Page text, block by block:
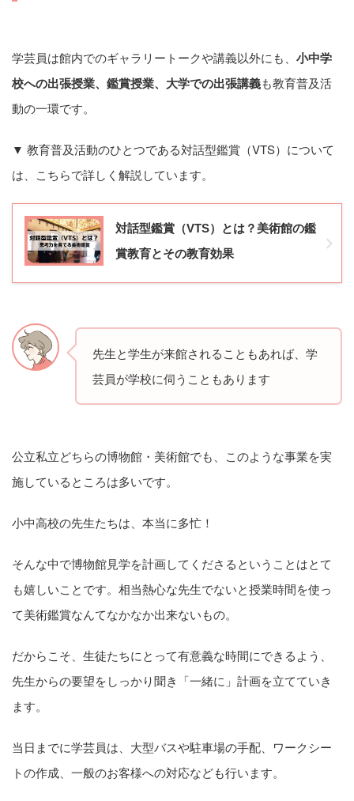
学芸員は館内でのギャラリートークや講義以外にも、 小中学
校への出張授業、鑑賞授業、大学での出張講義も教育普及活
動の一環です。
▼ 教育普及活動のひとつである対話型鑑賞（VTS）について
は、こちらで詳しく解説しています。
対話型鑑賞（VTS）とは？美術館の鑑
賞教育とその教育効果
先生と学生が来館されることもあれば、学
芸員が学校に伺うこともあります
公立私立どちらの博物館・美術館でも、このような事業を実
施しているところは多いです。
小中高校の先生たちは、本当に多忙！
そんな中で博物館見学を計画してくださるということはとて
も嬉しいことです。相当熱心な先生でないと授業時間を使っ
て美術鑑賞なんてなかなか出来ないもの。
だからこそ、生徒たちにとって有意義な時間にできるよう、
先生からの要望をしっかり聞き「一緒に」計画を立てていき
ます。
当日までに学芸員は、大型バスや駐車場の手配、ワークシー
トの作成、一般のお客様への対応なども行います。